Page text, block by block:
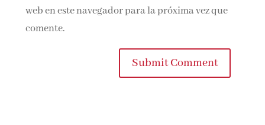
web en este navegador para la próxima vez que
comente.
Submit Comment